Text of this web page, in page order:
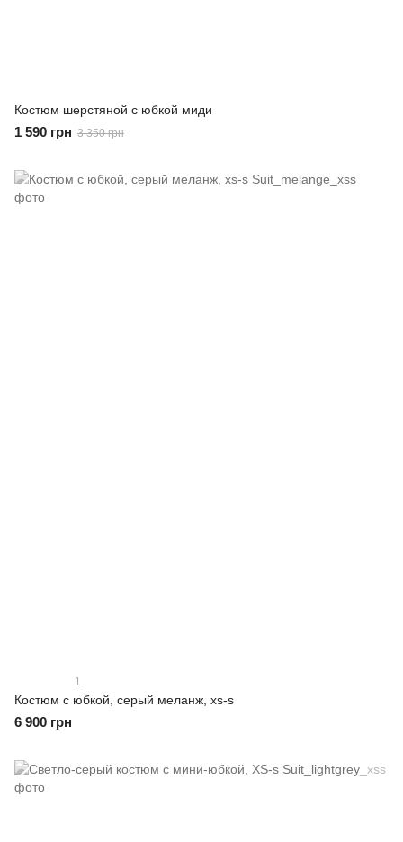
Костюм шерстяной с юбкой миди
1 590 грн 3 350 грн
1
Костюм с юбкой, серый меланж, xs-s
6 900 грн